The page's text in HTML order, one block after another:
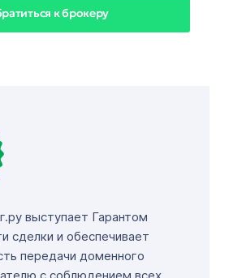
к брокеру
выступает Гарантом
сделки и обеспечивает
передачи доменного